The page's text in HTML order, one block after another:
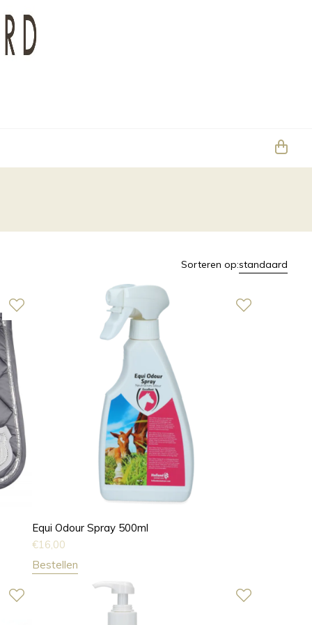
Sorteren op:standaard
Equi Odour Spray 500ml
€16,00
Bestellen